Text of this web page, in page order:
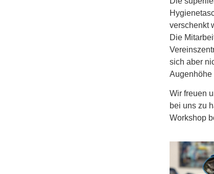
verschenkt
Die
sich aber
Augenhöhe
Wir freuen
bei uns zu
Workshop